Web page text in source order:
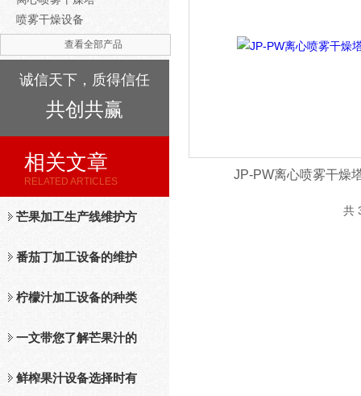
喷雾干燥设备
查看全部产品
诚信天下，质得信任
共创共赢
相关文章
RELATED ARTICLES
芒果加工生产线维护方
法
番茄丁加工设备的维护
保养措施分析
柠檬汁加工设备的种类
及工作原理介绍
一文带您了解芒果汁的
整套设备和工作流程
鲜榨果汁设备选择时有
JP-PW离心喷雾干燥
共